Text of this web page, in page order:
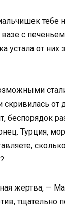
тебе
с
устала от них
скривилась
беспорядок
Турция,
жертва, —
тщательно